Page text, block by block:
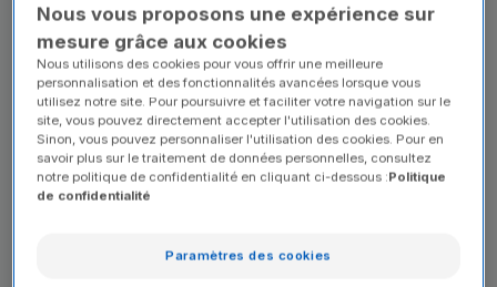
Découvrez
l'intégralité du
(nouvelle fenêtre)
New ways to care,guidés parle Patient et le
Nous vous proposons une expérience sur
mesure grâce aux cookies
Nous utilisons des cookies pour vous offrir une meilleure
personnalisation et des fonctionnalités avancées lorsque vous
utilisez notre site. Pour poursuivre et faciliter votre navigation sur le
site, vous pouvez directement accepter l'utilisation des cookies.
Sinon, vous pouvez personnaliser l'utilisation des cookies. Pour en
savoir plus sur le traitement de données personnelles, consultez
notre politique de confidentialité en cliquant ci-dessous :Politique
de confidentialité
Paramètres des cookies